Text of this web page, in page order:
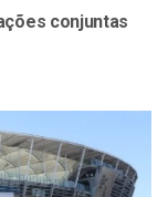
conjuntas